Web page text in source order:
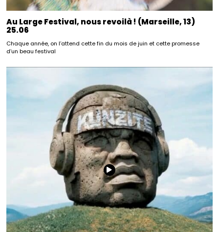
Au Large Festival, nous revoilà ! (Marseille, 13)
25.06
Chaque année, on l’attend cette fin du mois de juin et cette promesse
d’un beau festival